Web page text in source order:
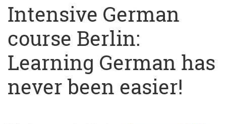
Intensive German
course Berlin:
Learning German has
never been easier!